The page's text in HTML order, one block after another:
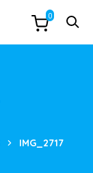
IMG_2717
0